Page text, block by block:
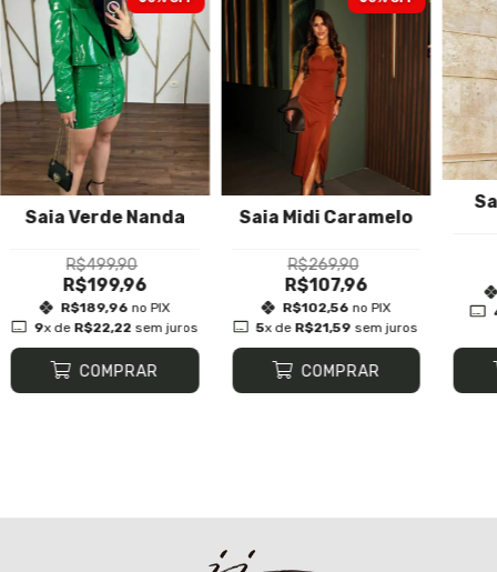
Saia Verde Nanda
R$499,90
R$199,96
R$189,96 no PIX
9x de R$22,22 sem juros
COMPRAR
Saia Midi Caramelo
R$269,90
R$107,96
R$102,56 no PIX
5x de R$21,59 sem juros
COMPRAR